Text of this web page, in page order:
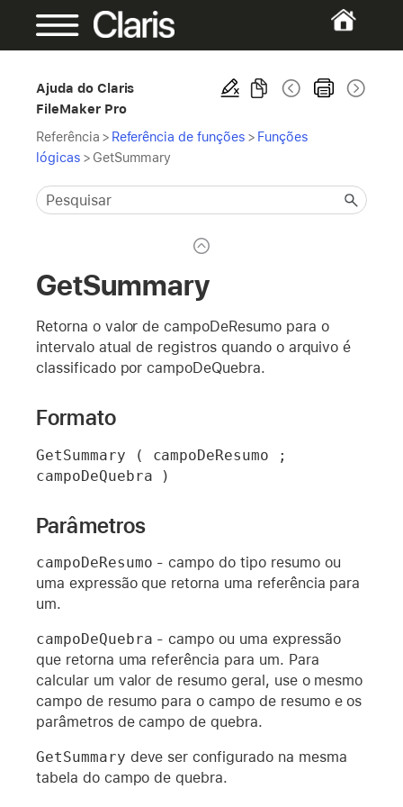
Ajuda do Claris
FileMaker Pro
Referência > Referência de funções > Funções
lógicas > GetSummary
GetSummary
Retorna o valor de campoDeResumo para o
intervalo atual de registros quando o arquivo é
classificado por campoDeQuebra.
Formato
GetSummary ( campoDeResumo ;
campoDeQuebra )
Parâmetros
campoDeResumo - campo do tipo resumo ou
uma expressão que retorna uma referência para
um.
campoDeQuebra - campo ou uma expressão
que retorna uma referência para um. Para
calcular um valor de resumo geral, use o mesmo
campo de resumo para o campo de resumo e os
parâmetros de campo de quebra.
GetSummary deve ser configurado na mesma
tabela do campo de quebra.